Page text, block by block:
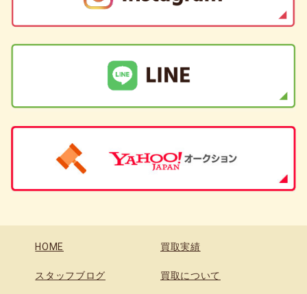
HOME 買取実績
スタッフブログ 買取について